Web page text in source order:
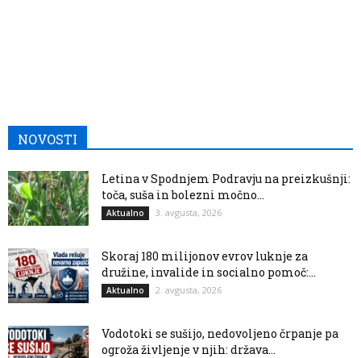
NOVOSTI
Letina v Spodnjem Podravju na preizkušnji:
toča, suša in bolezni močno...
Aktualno 3. avgusta, 2026
Skoraj 180 milijonov evrov luknje za
družine, invalide in socialno pomoč:...
Aktualno 2. avgusta, 2026
Vodotoki se sušijo, nedovoljeno črpanje pa
ogroža življenje v njih: država...